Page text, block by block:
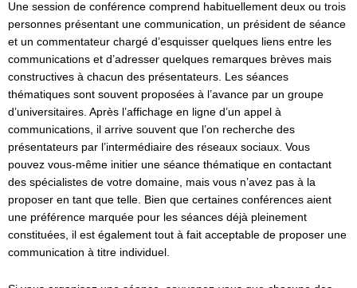
Une session de conférence comprend habituellement deux ou trois
personnes présentant une communication, un président de séance
et un commentateur chargé d’esquisser quelques liens entre les
communications et d’adresser quelques remarques brèves mais
constructives à chacun des présentateurs. Les séances
thématiques sont souvent proposées à l’avance par un groupe
d’universitaires. Après l’affichage en ligne d’un appel à
communications, il arrive souvent que l’on recherche des
présentateurs par l’intermédiaire des réseaux sociaux. Vous
pouvez vous-même initier une séance thématique en contactant
des spécialistes de votre domaine, mais vous n’avez pas à la
proposer en tant que telle. Bien que certaines conférences aient
une préférence marquée pour les séances déjà pleinement
constituées, il est également tout à fait acceptable de proposer une
communication à titre individuel.